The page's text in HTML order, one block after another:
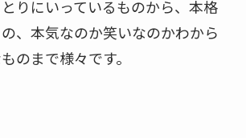
りにいっているものから、本格
、本気なのか笑いなのかわから
のまで様々です。